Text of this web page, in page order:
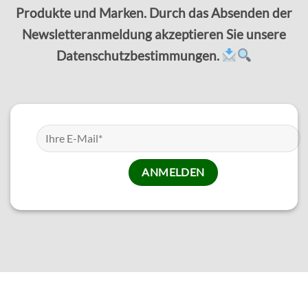
Produkte und Marken. Durch das Absenden der
Newsletteranmeldung akzeptieren Sie unsere
Datenschutzbestimmungen.